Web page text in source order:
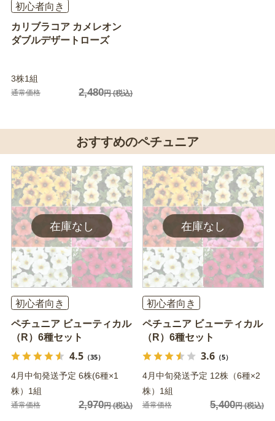
初心者向き
カリブラコア カメレオン
ダブルデザートローズ
3株1組
通常価格 2,480円(税込)
おすすめのペチュニア
初心者向き
ペチュニア ビューティカル
（R）6種セット
4.5（35）
4月中旬発送予定 6株(6種×1
株）1組
通常価格 2,970円(税込)
初心者向き
ペチュニア ビューティカル
（R）6種セット
3.6（5）
4月中旬発送予定 12株（6種×2
株）1組
通常価格 5,400円(税込)